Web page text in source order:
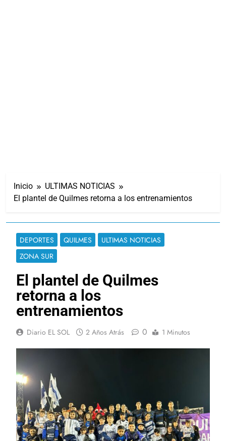
Inicio
ULTIMAS NOTICIAS
El plantel de Quilmes retorna a los entrenamientos
DEPORTES QUILMES
ULTIMAS NOTICIAS
ZONA SUR
El plantel de Quilmes
retorna a los
entrenamientos
Diario EL SOL 2 Años Atrás 0 1 Minutos